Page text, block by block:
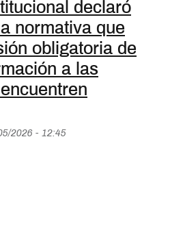
declaró
normativa que
obligatoria de
a las
2026 - 12:45